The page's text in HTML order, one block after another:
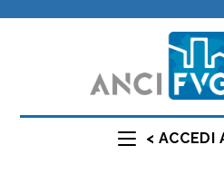
< ACCEDI